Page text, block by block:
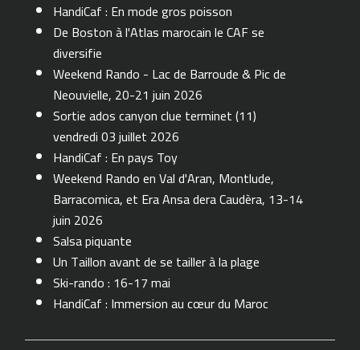
HandiCaf : En mode gros poisson
De Boston à l'Atlas marocain le CAF se
diversifie
Weekend Rando - Lac de Barroude & Pic de
Neouvielle, 20-21 juin 2026
Sortie ados canyon clue terminet (11)
vendredi 03 juillet 2026
HandiCaf : En pays Toy
Weekend Rando en Val d'Aran, Montlude,
Barracomica, et Era Ansa dera Caudèra, 13-14
juin 2026
Salsa piquante
Un Taillon avant de se tailler à la plage
Ski-rando : 16-17 mai
HandiCaf : Immersion au cœur du Maroc